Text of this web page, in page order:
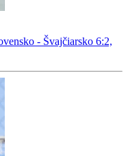
- Švajčiarsko 6:2,